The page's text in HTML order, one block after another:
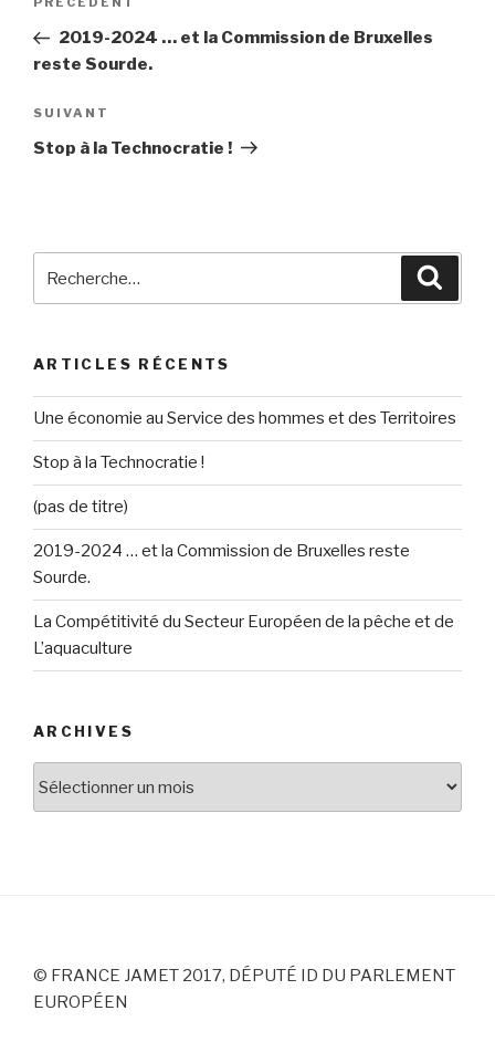
l’article
Article
précédent
2019-2024 … et la Commission de Bruxelles
reste Sourde.
Article
suivant
SUIVANT
Stop à la Technocratie !
ARTICLES RÉCENTS
Une économie au Service des hommes et des Territoires
Stop à la Technocratie !
(pas de titre)
2019-2024 … et la Commission de Bruxelles reste
Sourde.
La Compétitivité du Secteur Européen de la pêche et de
L’aquaculture
ARCHIVES
© FRANCE JAMET 2017, DÉPUTÉ ID DU PARLEMENT
EUROPÉEN